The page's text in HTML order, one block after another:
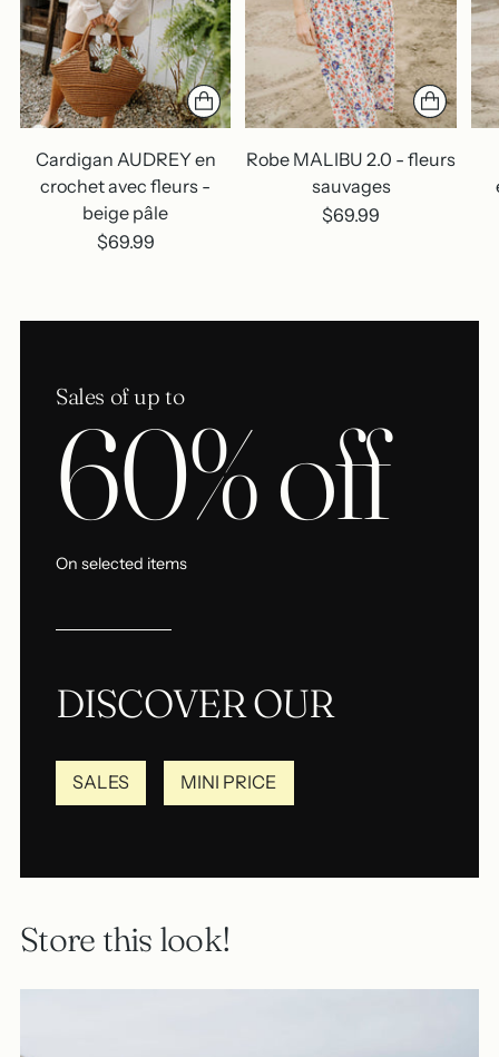
Cardigan AUDREY en
crochet avec fleurs -
beige pâle
$69.99
Robe MALIBU 2.0 - fleurs
sauvages
$69.99
Sales of up to
60% off
On selected items
DISCOVER OUR
SALES MINI PRICE
Store this look!